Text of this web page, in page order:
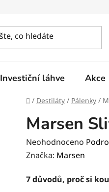
Investiční láhve Akce
Domů
/ Destiláty / Pálenky /
Marsen
Průměrné
hodnocení
je
Neohodnoceno
Značka: Marsen
7 důvodů, proč si